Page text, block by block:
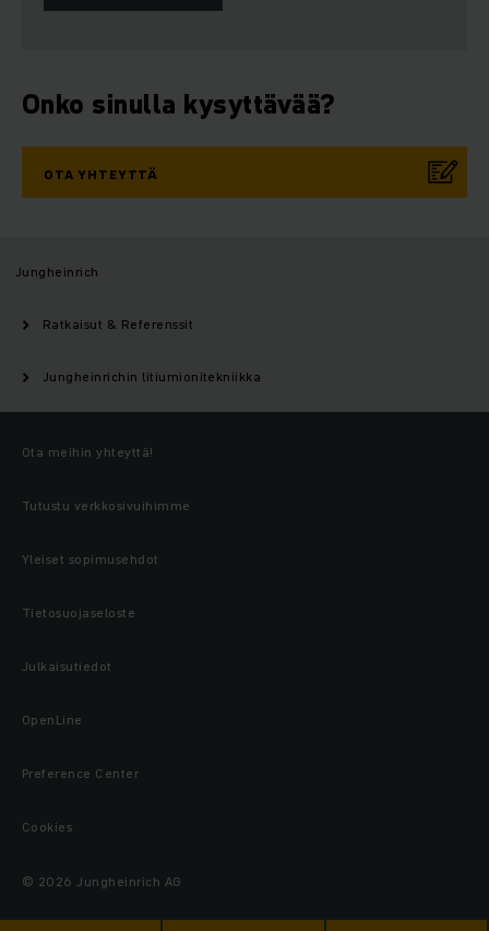
Onko sinulla kysyttävää?
OTA YHTEYTTÄ
Jungheinrich
Ratkaisut & Referenssit
Jungheinrichin litiumionitekniikka
Ota meihin yhteyttä!
Tutustu verkkosivuihimme
Yleiset sopimusehdot
Tietosuojaseloste
Julkaisutiedot
OpenLine
Preference Center
Cookies
© 2026 Jungheinrich AG